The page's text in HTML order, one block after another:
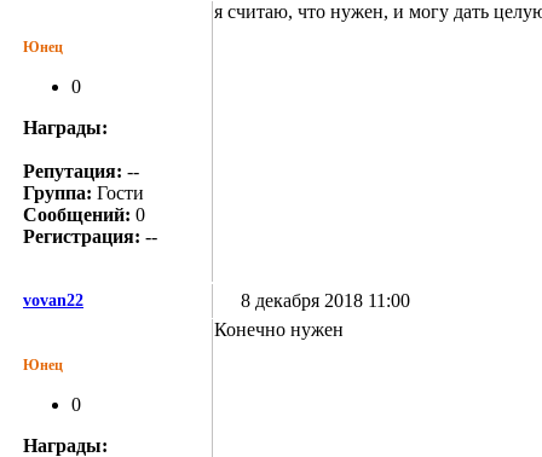
Юнец
0
Награды:
Репутация: --
Группа: Гости
Сообщений: 0
Регистрация: --
я считаю, что нужен, и могу дать
vovan22 8 декабря 2018 11:00
Юнец
0
Награды:
Конечно нужен